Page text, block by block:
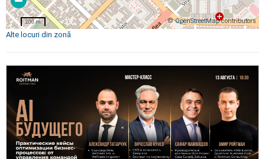
©OpenStreetMapcontributors
200 m
Alte locuri din zonă